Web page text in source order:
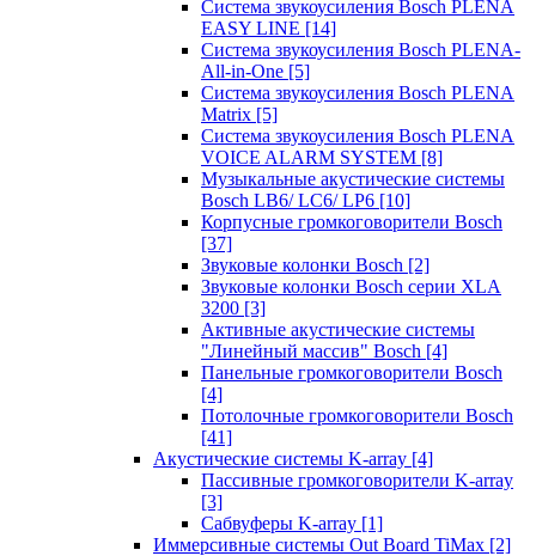
Система звукоусиления Bosch PLENA
EASY LINE [14]
Система звукоусиления Bosch PLENA-
All-in-One [5]
Система звукоусиления Bosch PLENA
Matrix [5]
Система звукоусиления Bosch PLENA
VOICE ALARM SYSTEM [8]
Музыкальные акустические системы
Bosch LB6/ LC6/ LP6 [10]
Корпусные громкоговорители Bosch
[37]
Звуковые колонки Bosch [2]
Звуковые колонки Bosch серии XLA
3200 [3]
Активные акустические системы
"Линейный массив" Bosch [4]
Панельные громкоговорители Bosch
[4]
Потолочные громкоговорители Bosch
[41]
Акустические системы K-array [4]
Пассивные громкоговорители K-array
[3]
Сабвуферы K-array [1]
Иммерсивные системы Out Board TiMax [2]